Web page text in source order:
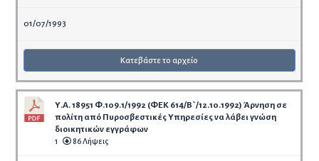
01/07/1993
Κατεβάστε το αρχείο
Υ.Α. 18951 Φ.109.1/1992 (ΦΕΚ 614/Β`/12.10.1992) Άρνηση σε
πολίτη από Πυροσβεστικές Υπηρεσίες να λάβει γνώση
διοικητικών εγγράφων
1 86 Λήψεις